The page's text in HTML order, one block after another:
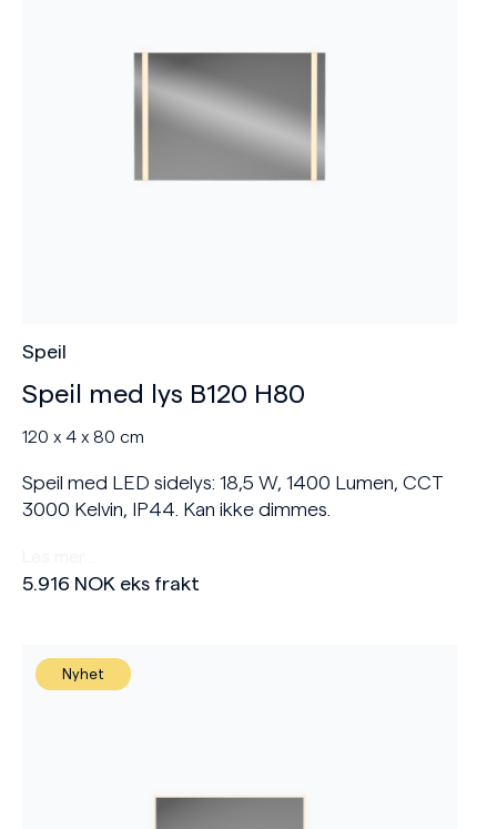
Speil
Speil med lys B120 H80
120 x 4 x 80 cm
Speil med LED sidelys: 18,5 W, 1400 Lumen, CCT
3000 Kelvin, IP44. Kan ikke dimmes.
5.916 NOK eks frakt
Nyhet